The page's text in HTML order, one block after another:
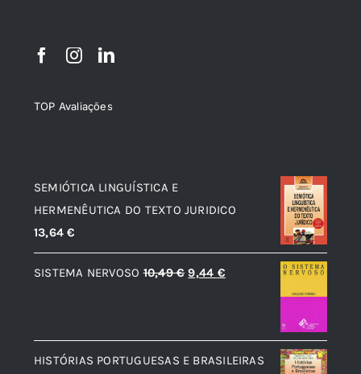
TOP Avaliações
SEMIÓTICA LINGUÍSTICA E
HERMENÊUTICA DO TEXTO JURIDICO
13,64€
SISTEMA NERVOSO 10,49€ O
era:
10,49 €.
9,44 €O
é:
9,44 €.
HISTÓRIAS PORTUGUESAS E BRASILEIRAS